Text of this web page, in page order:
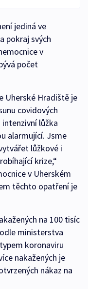
jediná ve
pokraj svých
v
počet
Uherské Hradiště je
covidových
lůžka
alarmující. Jsme
lůžkové i
krize,“
v Uherském
těchto opatření je
na 100 tisíc
ministerstva
koronaviru
nakažených je
nákaz na